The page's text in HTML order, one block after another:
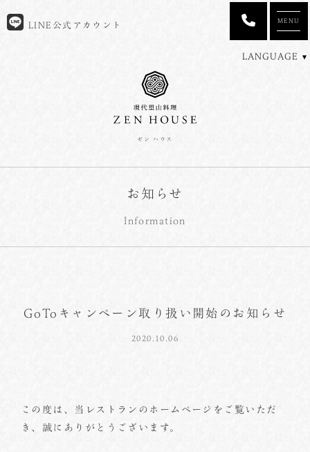
ゼン ハウス
LINE公式アカウント
LANGUAGE
MENU
お知らせ
Information
GoToキャンペーン取り扱い開始のお知らせ
2020.10.06
この度は、当レストランのホームページをご覧いただ
き、誠にありがとうございます。